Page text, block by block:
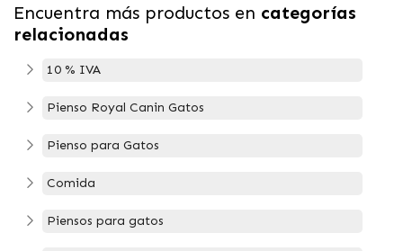
Encuentra más productos en categorías
relacionadas
10 % IVA
Pienso Royal Canin Gatos
Pienso para Gatos
Comida
Piensos para gatos